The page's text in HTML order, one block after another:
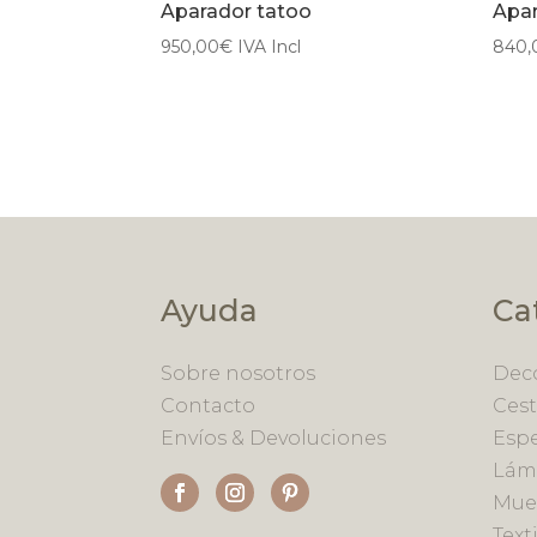
Aparador tatoo
950,00€ IVA Incl
Ayuda
Sobre nosotros
Contacto
Envíos & Devoluciones